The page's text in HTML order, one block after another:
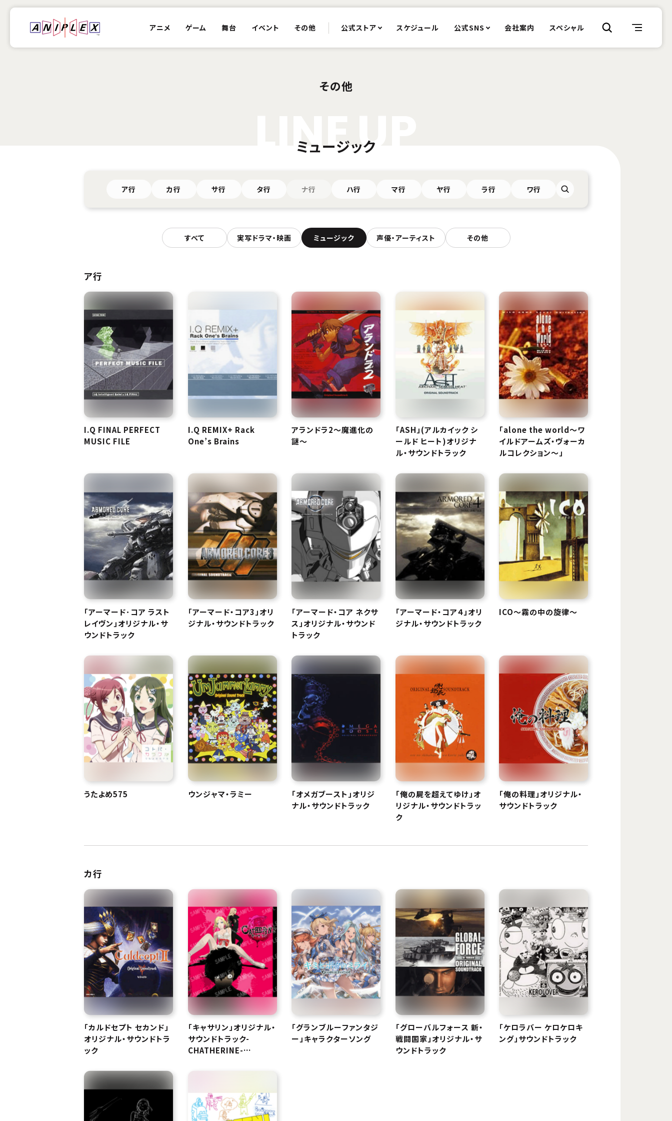
アニメ ゲーム 舞台 イベント その他 公式ストア スケジュール 公式SNS 会社案内 スペシャル
その他
NEU
ミュージック
ア行 カ行 サ行 タ行 ナ行 ハ行 マ行 ヤ行 ラ行 ワ行
すべて 実写ドラマ・映画 ミュージック 声優・アーティスト その他
ア行
I.Q FINAL PERFECT
MUSIC FILE
I.Q REMIX+ Rack
One’s Brains
アランドラ2〜魔進化の
謎〜
「ASH」(アルカイック シ
ールド ヒート)オリジナ
ル・サウンドトラック
「alone the world〜ワ
イルドアームズ・ヴォーカ
ルコレクション〜」
「アーマード･コア ラスト
レイヴン」オリジナル・サ
ウンドトラック
「アーマード・コア3」オリ
ジナル・サウンドトラック
「アーマード・コア ネクサ
ス」オリジナル・サウンド
トラック
「アーマード・コア４」オリ
ジナル・サウンドトラック
ICO〜霧の中の旋律〜
うたよめ575 ウンジャマ・ラミー
「オメガブースト」オリジ
ナル・サウンドトラック
「俺の屍を超えてゆけ」オ
リジナル・サウンドトラッ
ク
「俺の料理」オリジナル・
サウンドトラック
カ行
「カルドセプト セカンド」
オリジナル・サウンドトラ
ック
「キャサリン」オリジナル・
サウンドトラック-
CHATHERINE-
「グランブルーファンタジ
ー」キャラクターソング
「グローバルフォース 新・
戦闘国家」オリジナル・サ
ウンドトラック
「ケロラバー ケロケロキ
ング」サウンドトラック